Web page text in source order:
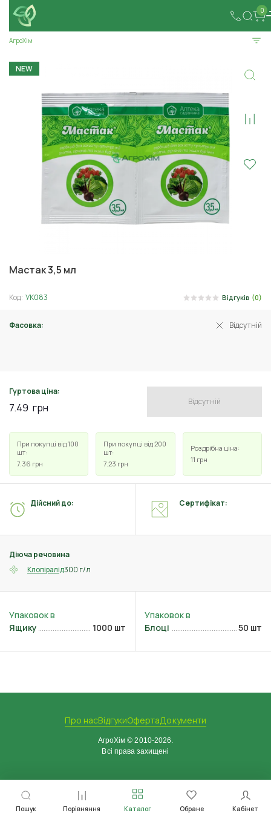
0
Пошук Порівняння Каталог Обране Кабінет
АгроХім
NEW
Мастак 3,5 мл
Код: УК083 Відгуків (0)
Фасовка: Відсутній
Гуртова ціна:
7.49 грн Відсутній
При покупці від 100
шт:
7.36 грн
При покупці від 200
шт:
7.23 грн
Роздрібна ціна:
11 грн
Діюча речовина
Клопіралід300 г/л
Дійсний до: Сертифікат:
Ящику 1000 шт Блоці 50 шт
Про насВідгукиОфертаДокументи
АгроХім © 2010-2026.
Всі права захищені